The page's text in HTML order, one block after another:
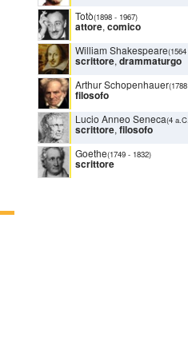
Totò(1898 - 1967)
attore, comico
William Shakespeare(1564
scrittore, drammaturgo
Arthur Schopenhauer(1788
filosofo
Lucio Anneo Seneca(4 a.C.
scrittore, filosofo
Goethe(1749 - 1832)
scrittore